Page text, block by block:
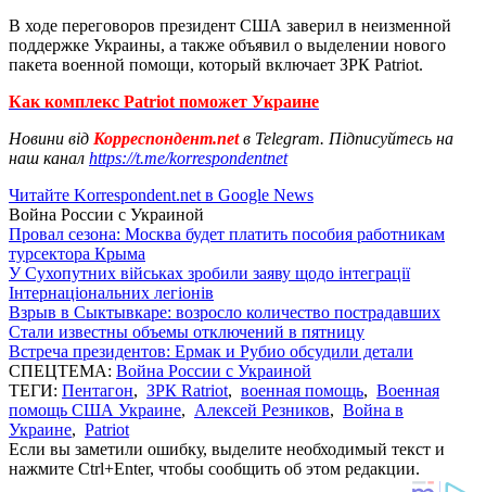
В ходе переговоров президент США заверил в неизменной
поддержке Украины, а также объявил о выделении нового
пакета военной помощи, который включает ЗРК Patriot.
Как комплекс Patriot поможет Украине
Новини від Корреспондент.netв Telegram. Підписуйтесь на
наш канал https://t.me/korrespondentnet
Читайте Korrespondent.net в Google News
Война России с Украиной
Провал сезона: Москва будет платить пособия работникам
турсектора Крыма
У Сухопутних військах зробили заяву щодо інтеграції
Інтернаціональних легіонів
Взрыв в Сыктывкаре: возросло количество пострадавших
Стали известны объемы отключений в пятницу
Встреча президентов: Ермак и Рубио обсудили детали
СПЕЦТЕМА: Война России с Украиной
ТЕГИ: Пентагон, ЗРК Ratriot, военная помощь, Военная
помощь США Украине, Алексей Резников, Война в
Украине, Patriot
Если вы заметили ошибку, выделите необходимый текст и
нажмите Ctrl+Enter, чтобы сообщить об этом редакции.